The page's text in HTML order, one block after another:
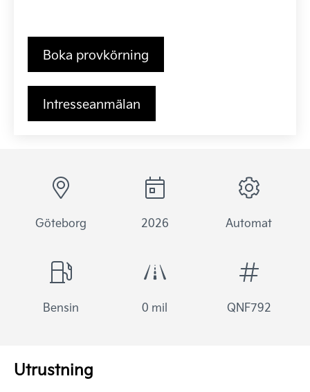
Boka provkörning
Intresseanmälan
Göteborg 2026 Automat
Bensin 0 mil QNF792
Utrustning